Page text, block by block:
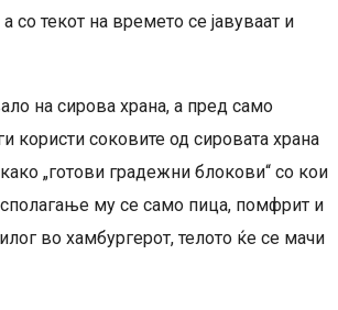
со текот на времето се јавуваат и
на сирова храна, а пред само
користи соковите од сировата храна
„готови градежни блокови“ со кои
му се само пица, помфрит и
во хамбургерот, телото ќе се мачи